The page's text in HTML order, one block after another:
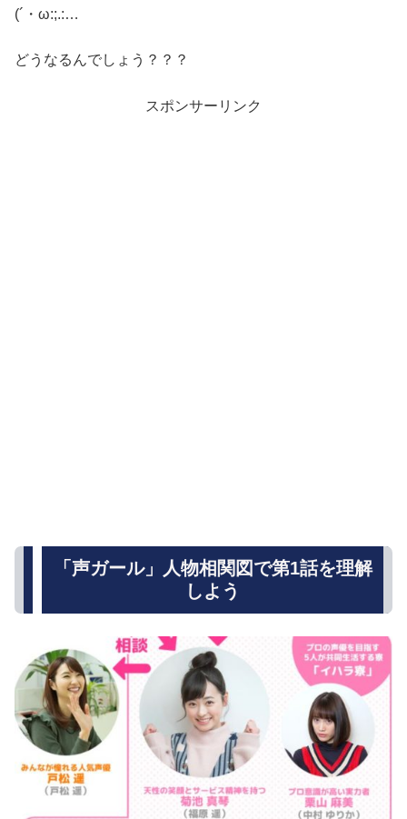
(´・ω:;.:…
どうなるんでしょう？？？
スポンサーリンク
「声ガール」人物相関図で第1話を理解
しよう